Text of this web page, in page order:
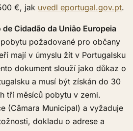
€, jak uvedl eportugal.gov.pt.
Cidadão da União Europeia
požadované pro občany
mají v úmyslu žít v Portugalsku
dokument slouží jako důkaz o
a musí být získán do 30
tří měsíců pobytu v zemi.
(Câmara Municipal) a vyžaduje
dokladu o adrese a